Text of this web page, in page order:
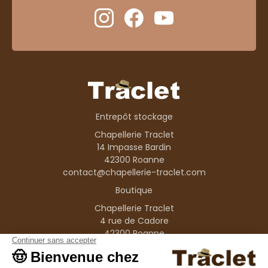
Entrepôt stockage
Chapellerie Traclet
14 Impasse Bardin
42300 Roanne
contact@chapellerie-traclet.com
Boutique
Chapellerie Traclet
4 rue de Cadore
42300 Roanne